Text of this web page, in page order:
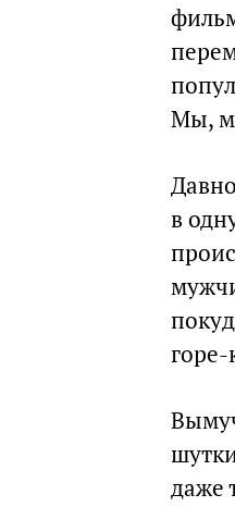
Мы,
в
даже